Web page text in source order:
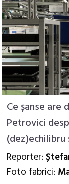
Ce șanse are
Petrovici
Reporter:
Foto fabrici: